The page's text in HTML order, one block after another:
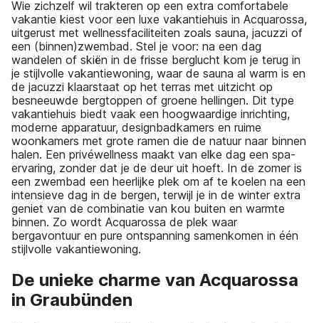
Wie zichzelf wil trakteren op een extra comfortabele
vakantie kiest voor een luxe vakantiehuis in Acquarossa,
uitgerust met wellnessfaciliteiten zoals sauna, jacuzzi of
een (binnen)zwembad. Stel je voor: na een dag
wandelen of skiën in de frisse berglucht kom je terug in
je stijlvolle vakantiewoning, waar de sauna al warm is en
de jacuzzi klaarstaat op het terras met uitzicht op
besneeuwde bergtoppen of groene hellingen. Dit type
vakantiehuis biedt vaak een hoogwaardige inrichting,
moderne apparatuur, designbadkamers en ruime
woonkamers met grote ramen die de natuur naar binnen
halen. Een privéwellness maakt van elke dag een spa-
ervaring, zonder dat je de deur uit hoeft. In de zomer is
een zwembad een heerlijke plek om af te koelen na een
intensieve dag in de bergen, terwijl je in de winter extra
geniet van de combinatie van kou buiten en warmte
binnen. Zo wordt Acquarossa de plek waar
bergavontuur en pure ontspanning samenkomen in één
stijlvolle vakantiewoning.
De unieke charme van Acquarossa
in Graubünden